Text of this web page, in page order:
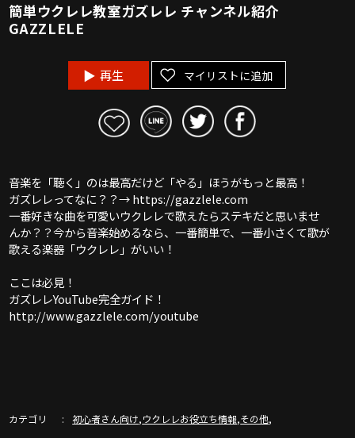
簡単ウクレレ教室ガズレレ チャンネル紹介
GAZZLELE
再生 マイリストに追加
音楽を「聴く」のは最高だけど「やる」ほうがもっと最高！
ガズレレってなに？？→ https://gazzlele.com
一番好きな曲を可愛いウクレレで歌えたらステキだと思いませ
んか？？今から音楽始めるなら、一番簡単で、一番小さくて歌が
歌える楽器「ウクレレ」がいい！
ここは必見！
ガズレレYouTube完全ガイド！
http://www.gazzlele.com/youtube
カテゴリ 初心者さん向け,ウクレレお役立ち情報,その他,